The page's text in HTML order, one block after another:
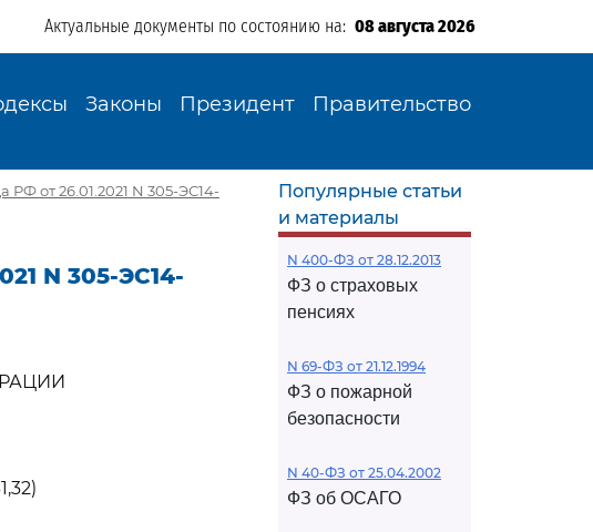
Актуальные документы по состоянию на: 08 августа 2026
Законы Президент Правительство
от 26.01.2021 N 305-ЭС14-
N 305-ЭС14-
Популярные статьи
и материалы
N 400-ФЗ от 28.12.2013
ФЗ о страховых
пенсиях
N 69-ФЗ от 21.12.1994
ФЗ о пожарной
безопасности
N 40-ФЗ от 25.04.2002
ФЗ об ОСАГО